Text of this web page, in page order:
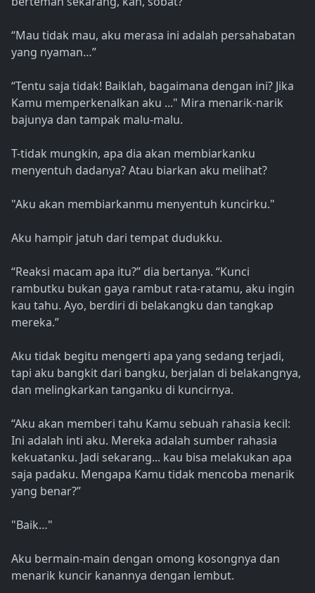
“Mau tidak mau, aku merasa ini adalah persahabatan
yang nyaman…”
“Tentu saja tidak! Baiklah, bagaimana dengan ini? Jika
Kamu memperkenalkan aku ..." Mira menarik-narik
bajunya dan tampak malu-malu.
T-tidak mungkin, apa dia akan membiarkanku
menyentuh dadanya? Atau biarkan aku melihat?
"Aku akan membiarkanmu menyentuh kuncirku."
Aku hampir jatuh dari tempat dudukku.
“Reaksi macam apa itu?” dia bertanya. “Kunci
rambutku bukan gaya rambut rata-ratamu, aku ingin
kau tahu. Ayo, berdiri di belakangku dan tangkap
mereka.”
Aku tidak begitu mengerti apa yang sedang terjadi,
tapi aku bangkit dari bangku, berjalan di belakangnya,
dan melingkarkan tanganku di kuncirnya.
“Aku akan memberi tahu Kamu sebuah rahasia kecil:
Ini adalah inti aku. Mereka adalah sumber rahasia
kekuatanku. Jadi sekarang... kau bisa melakukan apa
saja padaku. Mengapa Kamu tidak mencoba menarik
yang benar?”
"Baik…"
Aku bermain-main dengan omong kosongnya dan
menarik kuncir kanannya dengan lembut.